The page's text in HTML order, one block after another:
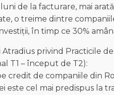
de la facturare, mai
o treime dintre
în timp ce 30%
privind Practicile de
T1 – început de T2):
credit de companiile din
cel mai predispus la